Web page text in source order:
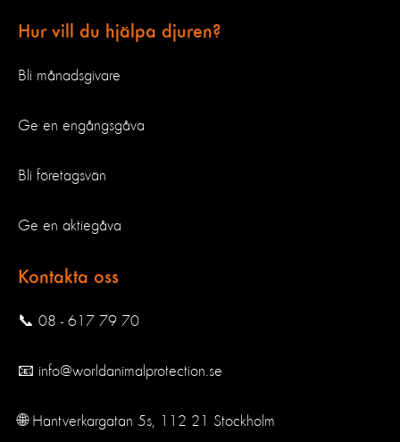
Hur vill du hjälpa djuren?
Bli månadsgivare
Ge en engångsgåva
Bli företagsvän
Ge en aktiegåva
Kontakta oss
📞 08 - 617 79 70
📧 info@worldanimalprotection.se
🌐 Hantverkargatan 5s, 112 21 Stockholm